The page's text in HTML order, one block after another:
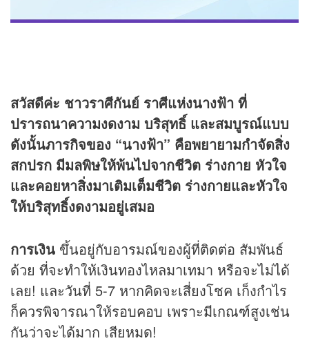
สวัสดีค่ะ ชาวราศีกันย์ ราศีแห่งนางฟ้า ที่
ปรารถนาความงดงาม บริสุทธิ์ และสมบูรณ์แบบ
ดังนั้นภารกิจของ “นางฟ้า” คือพยายามกำจัดสิ่ง
สกปรก มีมลพิษให้พ้นไปจากชีวิต ร่างกาย หัวใจ
และคอยหาสิ่งมาเติมเต็มชีวิต ร่างกายและหัวใจ
ให้บริสุทธิ์งดงามอยู่เสมอ
การเงิน ขึ้นอยู่กับอารมณ์ของผู้ที่ติดต่อ สัมพันธ์
ด้วย ที่จะทำให้เงินทองไหลมาเทมา หรือจะไม่ได้
เลย! และวันที่ 5-7 หากคิดจะเสี่ยงโชค เก็งกำไร
ก็ควรพิจารณาให้รอบคอบ เพราะมีเกณฑ์สูงเช่น
กันว่าจะได้มาก เสียหมด!